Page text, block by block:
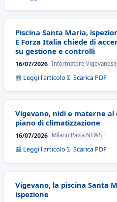
Piscina Santa Maria,
E Forza Italia chiede di
su gestione e controlli
16/07/2026 Informatore Vigevanese
📰 Leggi l'articolo 📄 Scarica PDF
Vigevano, nidi e materne al
piano di climatizzazione
16/07/2026 Milano Pavia NEWS
📰 Leggi l'articolo 📄 Scarica PDF
Vigevano, la piscina Santa
ispezione